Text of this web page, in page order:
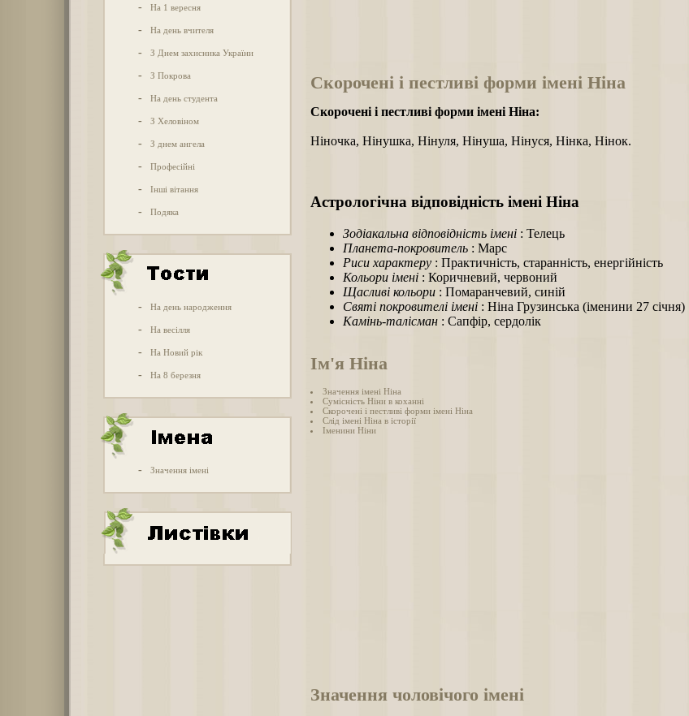
- На 1 вересня
- На день вчителя
- З Днем захисника України
- З Покрова
- На день студента
- З Хеловіном
- З днем ангела
- Професійні
- Інші вітання
- Подяка
- На день народження
- На весілля
- На Новий рік
- На 8 березня
- Значення імені
Скорочені і пестливі форми імені Ніна
Скорочені і пестливі форми імені Ніна:
Ніночка, Нінушка, Нінуля, Нінуша, Нінуся, Нінка, Нінок.
Астрологічна відповідність імені Ніна
Зодіакальна відповідність імені : Телець
Планета-покровитель : Марс
Риси характеру : Практичність, старанність, енергійність
Кольори імені : Коричневий, червоний
Щасливі кольори : Помаранчевий, синій
Святі покровителі імені : Ніна Грузинська (іменини 27 січня)
Камінь-талісман : Сапфір, сердолік
Ім'я Ніна
Значення імені Ніна
Сумісність Ніни в коханні
Скорочені і пестливі форми імені Ніна
Слід імені Ніна в історії
Іменини Ніни
Значення чоловічого імені